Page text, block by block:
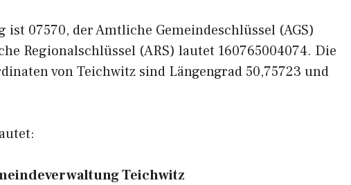
07570, der Amtliche Gemeindeschlüssel (AGS)
Regionalschlüssel (ARS) lautet 160765004074. Die
von Teichwitz sind Längengrad 50,75723 und
Teichwitz